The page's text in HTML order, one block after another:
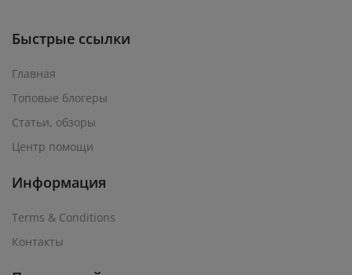
Быстрые ссылки
Главная
Топовые блогеры
Статьи, обзоры
Центр помощи
Информация
Terms & Conditions
Контакты